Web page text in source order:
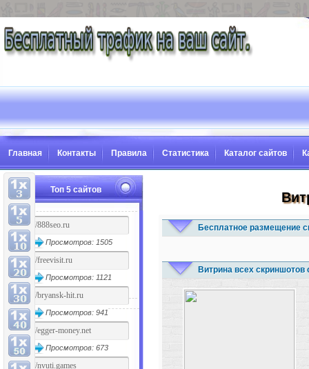
Главная Контакты Правила Статистика Каталог сайтов
Топ 5 сайтов
Просмотров: 1505
Просмотров: 1121
Просмотров: 941
Просмотров: 673
Бесплатное размещение
Витрина всех скриншотов